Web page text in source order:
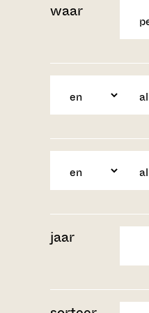
waar
jaar